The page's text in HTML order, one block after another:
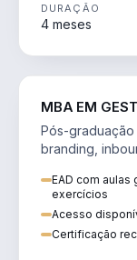
DURAÇÃO
4 meses
MBA EM
Pós-graduação
branding,
EAD com aulas
exercícios
Acesso
Certificação